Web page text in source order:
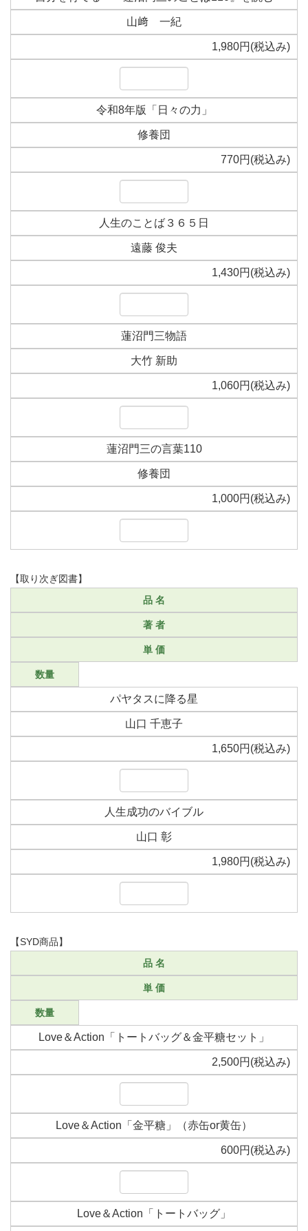
山﨑 一紀
1,980円(税込み)
令和8年版「日々の力」
修養団
770円(税込み)
人生のことば３６５日
遠藤 俊夫
1,430円(税込み)
蓮沼門三物語
大竹 新助
1,060円(税込み)
蓮沼門三の言葉110
修養団
1,000円(税込み)
【取り次ぎ図書】
品 名
著 者
単 価
数量
パヤタスに降る星
山口 千恵子
1,650円(税込み)
人生成功のバイブル
山口 彰
1,980円(税込み)
【SYD商品】
品 名
単 価
数量
Love＆Action「トートバッグ＆金平糖セット」
2,500円(税込み)
Love＆Action「金平糖」（赤缶or黄缶）
600円(税込み)
Love＆Action「トートバッグ」